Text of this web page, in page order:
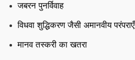
जबरन पुनर्विवाह
विधवा शुद्धिकरण जैसी अमानवीय परंपराएँ
मानव तस्करी का खतरा